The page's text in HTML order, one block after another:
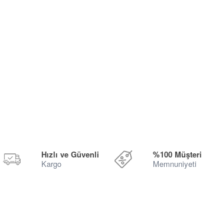
Hızlı ve Güvenli
Kargo
%100 Müşteri
Memnuniyeti